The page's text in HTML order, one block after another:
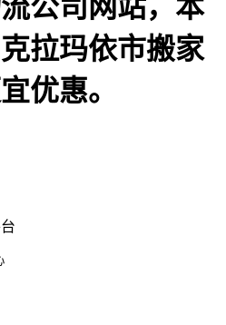
公司网站，本
拉玛依市搬家
优惠。